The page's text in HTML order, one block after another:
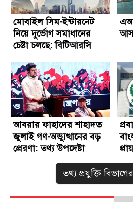
মোবাইল সিম-ইন্টারনেট
নিয়ে দুর্ভোগ সমাধানের
চেষ্টা চলছে: বিটিআরসি
আবরার ফাহাদের শাহাদত
জুলাই গণ-অভ্যুত্থানের বড়
প্রেরণা: তথ্য উপদেষ্টা
তথ্য প্রযুক্তি